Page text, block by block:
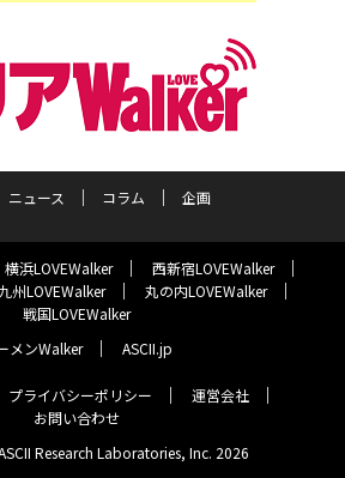
ニュース コラム 企画
横浜LOVEWalker
西新宿LOVEWalker
州LOVEWalker
丸の内LOVEWalker
戦国LOVEWalker
メンWalker
ASCII.jp
プライバシーポリシー
運営会社
お問い合わせ
Research Laboratories, Inc. 2026